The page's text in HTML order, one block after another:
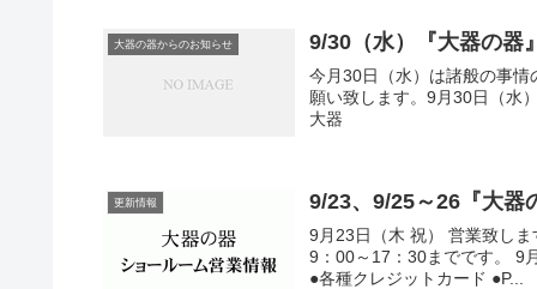
大器の器からのお知らせ 9/30（水）『大器の器
今月30日（水）は諸般の事
願い致します。9月30日（水
大器
更新情報 9/23、9/25～26『大器
9月23日（木 祝） 営業致し
9：00～17：30までです。 9
●各種クレジットカード ●P...